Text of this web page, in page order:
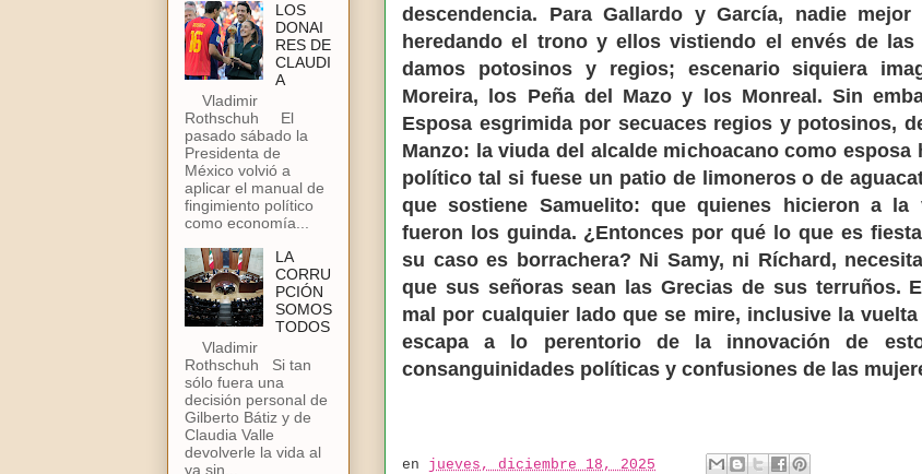
descendencia. Para Gallardo y García, nadie
heredando el trono y ellos vistiendo el envés de las
damos potosinos y regios; escenario siquiera
Moreira, los Peña del Mazo y los Monreal. Sin
Esposa esgrimida por secuaces regios y potosinos,
Manzo: la viuda del alcalde michoacano como esposa
político tal si fuese un patio de limoneros o de
que sostiene Samuelito: que quienes hicieron a la
fueron los guinda. ¿Entonces por qué lo que es
su caso es borrachera? Ni Samy, ni Ríchard,
que sus señoras sean las Grecias de sus terruños.
mal por cualquier lado que se mire, inclusive la
escapa a lo perentorio de la innovación de
consanguinidades políticas y confusiones de las
en jueves, diciembre 18, 2025
LOS
DONAI
RES DE
CLAUDI
A
Vladimir
Rothschuh El
pasado sábado la
Presidenta de
México volvió a
aplicar el manual de
fingimiento político
como economía...
LA
CORRU
PCIÓN
SOMOS
TODOS
Vladimir
Rothschuh Si tan
sólo fuera una
decisión personal de
Gilberto Bátiz y de
Claudia Valle
devolverle la vida al
ya sin...